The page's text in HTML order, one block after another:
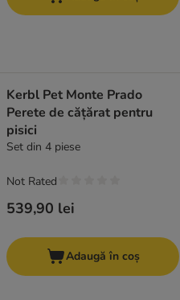
Kerbl Pet Monte Prado
Perete de cățărat pentru
pisici
Set din 4 piese
539,90 lei
Not Rated
Adaugă în coș